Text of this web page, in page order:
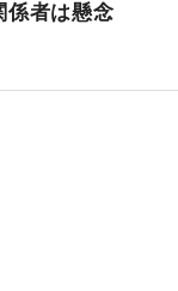
者は懸念